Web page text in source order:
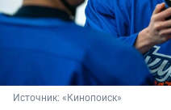
Источник: «Кинопоиск»